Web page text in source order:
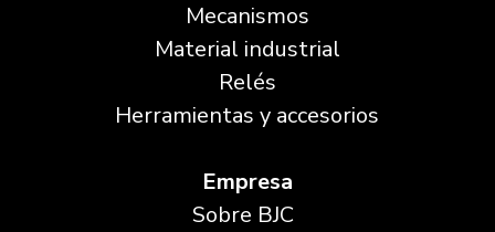
Mecanismos
Material industrial
Relés
Herramientas y accesorios
Empresa
Sobre BJC